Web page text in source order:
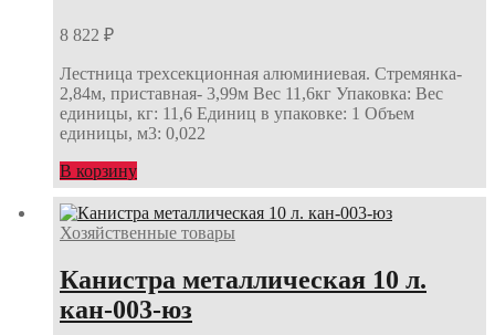
8 822 ₽
Лестница трехсекционная алюминиевая. Стремянка-
2,84м, приставная- 3,99м Вес 11,6кг Упаковка: Вес
единицы, кг: 11,6 Единиц в упаковке: 1 Объем
единицы, м3: 0,022
В корзину
Хозяйственные товары
Канистра металлическая 10 л.
кан-003-юз